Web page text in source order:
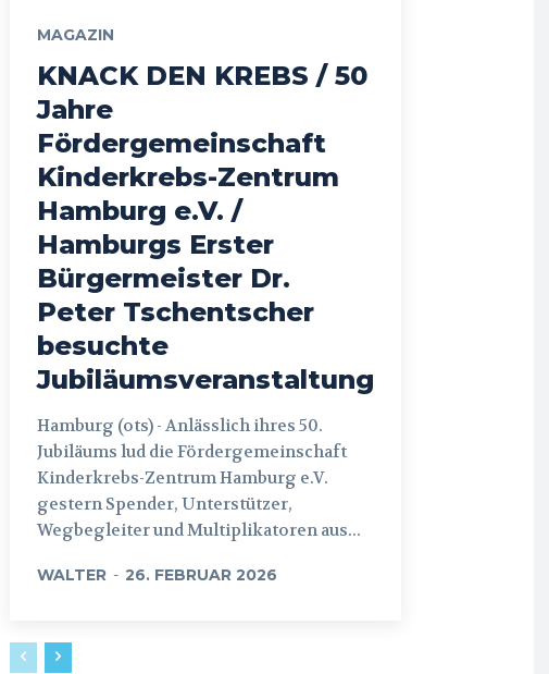
MAGAZIN
KNACK DEN KREBS / 50
Jahre
Fördergemeinschaft
Kinderkrebs-Zentrum
Hamburg e.V. /
Hamburgs Erster
Bürgermeister Dr.
Peter Tschentscher
besuchte
Jubiläumsveranstaltung
Hamburg (ots) - Anlässlich ihres 50.
Jubiläums lud die Fördergemeinschaft
Kinderkrebs-Zentrum Hamburg e.V.
gestern Spender, Unterstützer,
Wegbegleiter und Multiplikatoren aus...
WALTER - 26. FEBRUAR 2026